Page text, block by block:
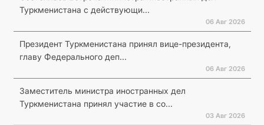
Туркменистана с действующи...
06 Авг 2026
Президент Туркменистана принял вице-президента,
главу Федерального деп...
06 Авг 2026
Заместитель министра иностранных дел
Туркменистана принял участие в со...
03 Авг 2026